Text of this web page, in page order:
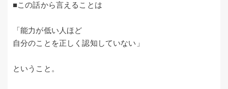
■この話から言えることは
「能力が低い人ほど
自分のことを正しく認知していない」
ということ。